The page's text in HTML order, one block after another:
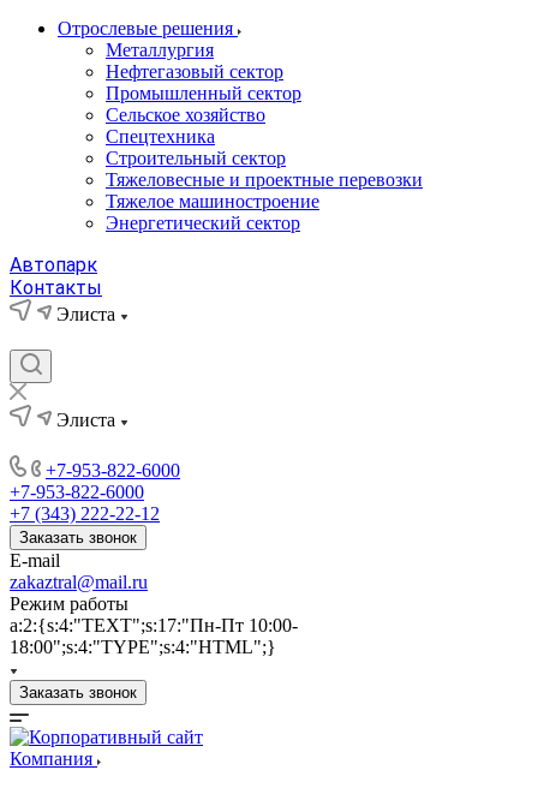
Отрослевые решения
Металлургия
Нефтегазовый сектор
Промышленный сектор
Сельское хозяйство
Спецтехника
Строительный сектор
Тяжеловесные и проектные перевозки
Тяжелое машиностроение
Энергетический сектор
Автопарк
Контакты
Элиста
Элиста
+7-953-822-6000
+7-953-822-6000
+7 (343) 222-22-12
Заказать звонок
E-mail
zakaztral@mail.ru
Режим работы
a:2:{s:4:"TEXT";s:17:"Пн-Пт 10:00-
18:00";s:4:"TYPE";s:4:"HTML";}
Заказать звонок
Компания